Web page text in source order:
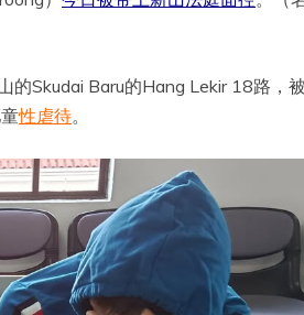
Skudai Baru的Hang Lekir 18路，
性虐待。